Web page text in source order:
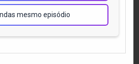
mesmo episódio